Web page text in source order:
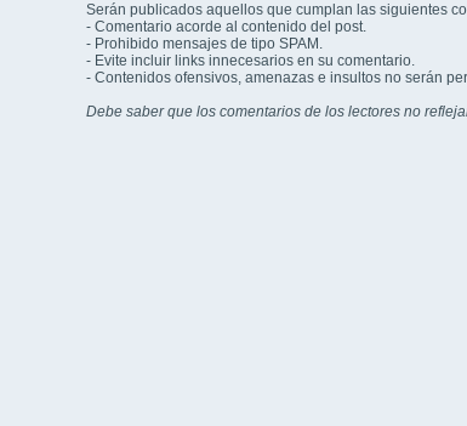
Serán publicados aquellos que cumplan las siguientes
- Comentario acorde al contenido del post.
- Prohibido mensajes de tipo SPAM.
- Evite incluir links innecesarios en su comentario.
- Contenidos ofensivos, amenazas e insultos no serán
Debe saber que los comentarios de los lectores no